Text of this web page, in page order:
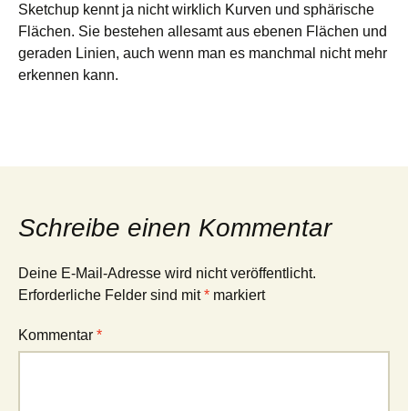
Sketchup kennt ja nicht wirklich Kurven und sphärische
Flächen. Sie bestehen allesamt aus ebenen Flächen und
geraden Linien, auch wenn man es manchmal nicht mehr
erkennen kann.
Schreibe einen Kommentar
Deine E-Mail-Adresse wird nicht veröffentlicht.
Erforderliche Felder sind mit* markiert
Kommentar *